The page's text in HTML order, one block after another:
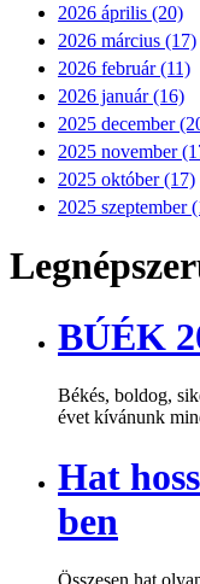
2026 április (20)
2026 március (17)
2026 február (11)
2026 január (16)
2025 december
2025 november
2025 október (17)
2025 szeptember
BÚÉK
Békés, boldog,
évet kívánunk
Hat
ben
Összesen hat